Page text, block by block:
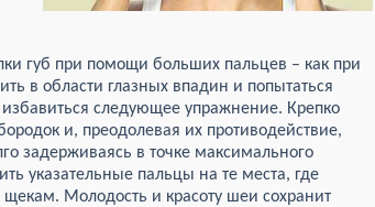
губ при помощи больших пальцев – как при
в области глазных впадин и попытаться
следующее упражнение. Крепко
и, преодолевая их противодействие,
задерживаясь в точке максимального
указательные пальцы на те места, где
Молодость и красоту шеи сохранит